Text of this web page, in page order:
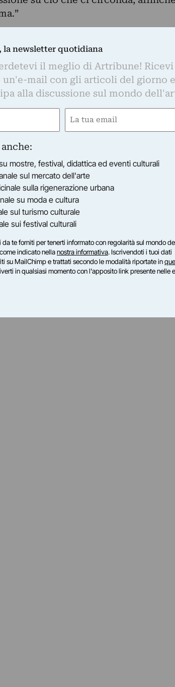
la newsletter quotidiana
il meglio di Artribune!
un'e-mail con gli articoli del giorno
alla discussione sul mondo
Email
mostre, festival, didattica ed eventi culturali
sul mercato dell'arte
sulla rigenerazione urbana
su moda e cultura
sul turismo culturale
sui festival culturali
te forniti per tenerti informato con regolarità sul mondo
indicato nellanostra informativa. Iscrivendoti i tuoi dati
su MailChimp e trattati secondo le modalità riportate in
in qualsiasi momento con l'apposito link presente nelle